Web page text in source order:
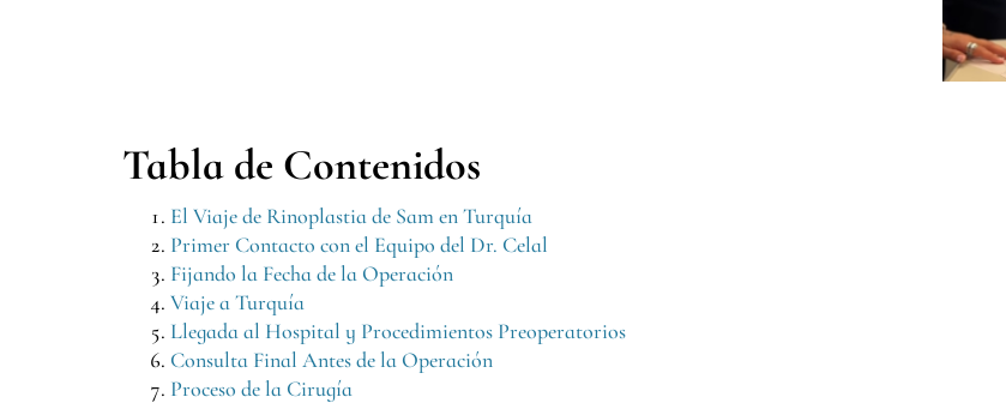
Tabla de Contenidos
El Viaje de Rinoplastia de Sam en Turquía
Primer Contacto con el Equipo del Dr. Celal
Fijando la Fecha de la Operación
Viaje a Turquía
Llegada al Hospital y Procedimientos Preoperatorios
Consulta Final Antes de la Operación
Proceso de la Cirugía